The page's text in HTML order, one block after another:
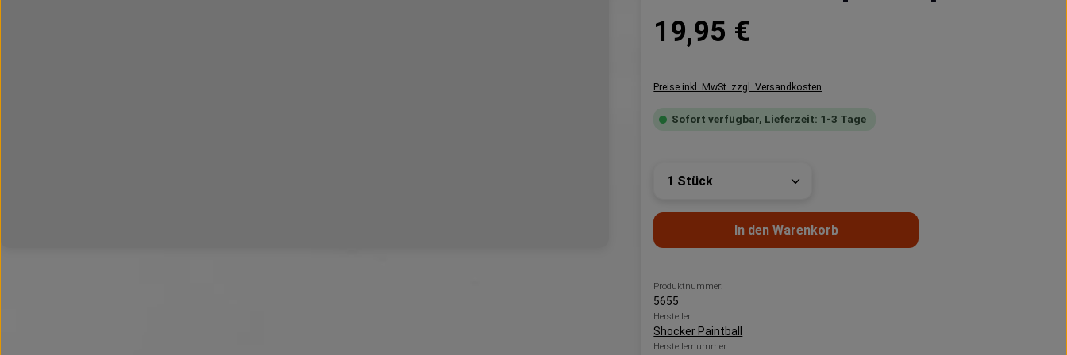
19,95 €
Preise inkl. MwSt. zzgl. Versandkosten
Sofort verfügbar, Lieferzeit: 1-3 Tage
Produkt Anzahl: Gib den gewünschten Wert
In den Warenkorb
Produktnummer:
5655
Hersteller:
Shocker Paintball
Herstellernummer: